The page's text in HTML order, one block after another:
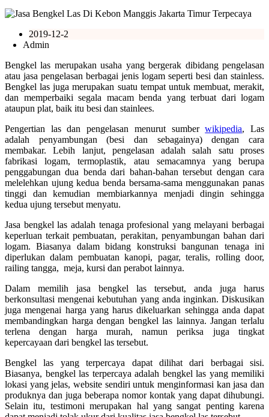
2019-12-2
Admin
Bengkel las merupakan usaha yang bergerak dibidang pengelasan
atau jasa pengelasan berbagai jenis logam seperti besi dan stainless.
Bengkel las juga merupakan suatu tempat untuk membuat, merakit,
dan memperbaiki segala macam benda yang terbuat dari logam
ataupun plat, baik itu besi dan stainlees.
Pengertian las dan pengelasan menurut sumberwikipedia, Las
adalah penyambungan (besi dan sebagainya) dengan cara
membakar. Lebih lanjut, pengelasan adalah salah satu proses
fabrikasi logam, termoplastik, atau semacamnya yang berupa
penggabungan dua benda dari bahan-bahan tersebut dengan cara
melelehkan ujung kedua benda bersama-sama menggunakan panas
tinggi dan kemudian membiarkannya menjadi dingin sehingga
kedua ujung tersebut menyatu.
Jasa bengkel las adalah tenaga profesional yang melayani berbagai
keperluan terkait pembuatan, perakitan, penyambungan bahan dari
logam. Biasanya dalam bidang konstruksi bangunan tenaga ini
diperlukan dalam pembuatan kanopi, pagar, teralis, rolling door,
railing tangga, meja, kursi dan perabot lainnya.
Dalam memilih jasa bengkel las tersebut, anda juga harus
berkonsultasi mengenai kebutuhan yang anda inginkan. Diskusikan
juga mengenai harga yang harus dikeluarkan sehingga anda dapat
membandingkan harga dengan bengkel las lainnya. Jangan terlalu
terlena dengan harga murah, namun periksa juga tingkat
kepercayaan dari bengkel las tersebut.
Bengkel las yang terpercaya dapat dilihat dari berbagai sisi.
Biasanya, bengkel las terpercaya adalah bengkel las yang memiliki
lokasi yang jelas, website sendiri untuk menginformasi kan jasa dan
produknya dan juga beberapa nomor kontak yang dapat dihubungi.
Selain itu, testimoni merupakan hal yang sangat penting karena